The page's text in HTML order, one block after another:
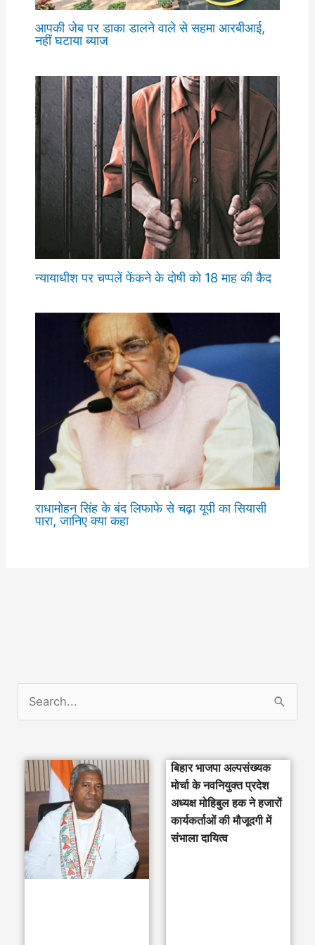
आपकी जेब पर डाका डालने वाले से सहमा आरबीआई,
नहीं घटाया ब्याज
न्यायाधीश पर चप्पलें फेंकने के दोषी को 18 माह की कैद
राधामोहन सिंह के बंद लिफाफे से चढ़ा यूपी का सियासी
पारा, जानिए क्या कहा
बिहार भाजपा अल्पसंख्यक
मोर्चा के नवनियुक्त प्रदेश
अध्यक्ष मोहिबुल हक ने हजारों
कार्यकर्ताओं की मौजूदगी में
संभाला दायित्व